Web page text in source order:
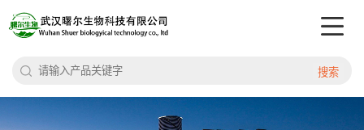
搜索